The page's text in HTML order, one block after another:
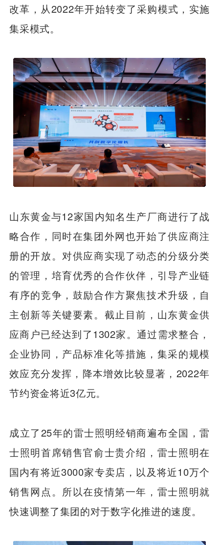
改革，从2022年开始转变了采购模式，实施
集采模式。
山东黄金与12家国内知名生产厂商进行了战
略合作，同时在集团外网也开始了供应商注
册的开放。对供应商实现了动态的分级分类
的管理，培育优秀的合作伙伴，引导产业链
有序的竞争，鼓励合作方聚焦技术升级，自
主创新等关键要素。截止目前，山东黄金供
应商户已经达到了1302家。通过需求整合，
企业协同，产品标准化等措施，集采的规模
效应充分发挥，降本增效比较显著，2022年
节约资金将近3亿元。
成立了25年的雷士照明经销商遍布全国，雷
士照明首席销售官俞士贵介绍，雷士照明在
国内有将近3000家专卖店，以及将近10万个
销售网点。所以在疫情第一年，雷士照明就
快速调整了集团的对于数字化推进的速度。